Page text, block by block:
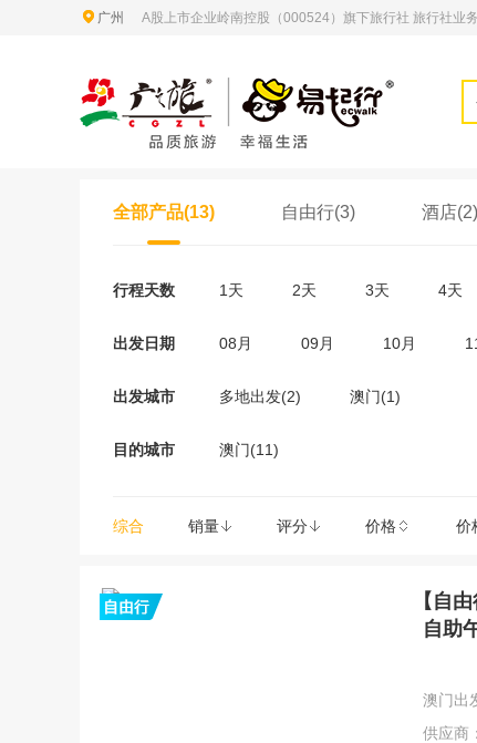
广州 A股上市企业岭南控股（000524）旗下旅行社 旅行社业
全部产品(13) 自由行(3) 酒店(2)
行程天数 1天 2天 3天 4天
出发日期 08月 09月 10月
出发城市 多地出发(2) 澳门(1)
目的城市 澳门(11)
综合 销量 评分 价格 价
【自
自助
澳门出
供应商